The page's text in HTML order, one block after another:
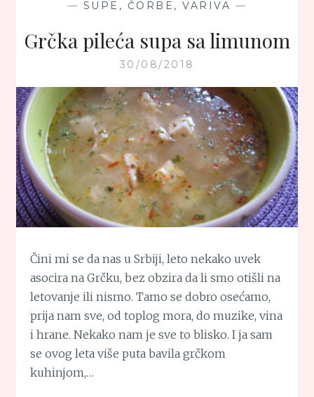
— SUPE, ČORBE, VARIVA —
Grčka pileća supa sa limunom
30/08/2018
Čini mi se da nas u Srbiji, leto nekako uvek
asocira na Grčku, bez obzira da li smo otišli na
letovanje ili nismo. Tamo se dobro osećamo,
prija nam sve, od toplog mora, do muzike, vina
i hrane. Nekako nam je sve to blisko. I ja sam
se ovog leta više puta bavila grčkom
kuhinjom,…